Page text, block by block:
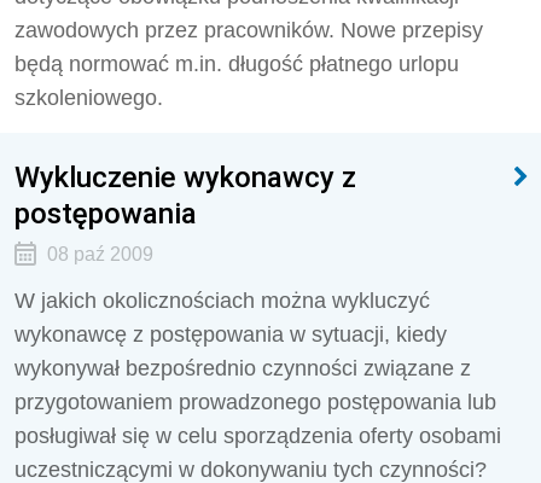
zawodowych przez pracowników. Nowe przepisy
będą normować m.in. długość płatnego urlopu
szkoleniowego.
Wykluczenie wykonawcy z
postępowania
08 paź 2009
W jakich okolicznościach można wykluczyć
wykonawcę z postępowania w sytuacji, kiedy
wykonywał bezpośrednio czynności związane z
przygotowaniem prowadzonego postępowania lub
posługiwał się w celu sporządzenia oferty osobami
uczestniczącymi w dokonywaniu tych czynności?